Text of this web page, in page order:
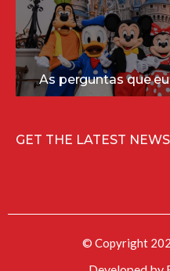
GET THE LATEST
© Copyright